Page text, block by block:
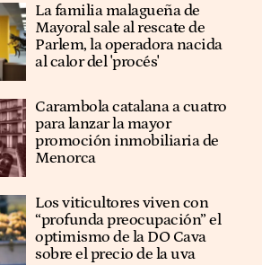
La familia malagueña de
Mayoral sale al rescate de
Parlem, la operadora nacida
al calor del 'procés'
Carambola catalana a cuatro
para lanzar la mayor
promoción inmobiliaria de
Menorca
Los viticultores viven con
“profunda preocupación” el
optimismo de la DO Cava
sobre el precio de la uva